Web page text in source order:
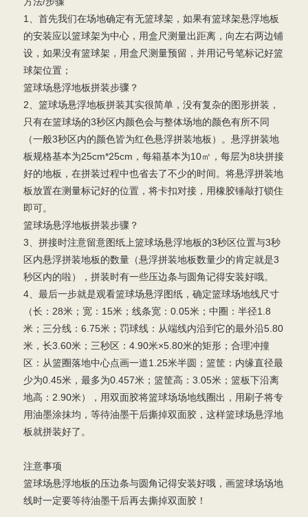
1、首先我们在场地确定有无篮球架，如果有篮球架悬浮地板
的安装应以篮球架为中心，用盒尺测量出距离，向左右两边铺
设，如果没有篮球架，用盒尺测量预留，并用记号笔标记好篮
球架位置；
篮球场悬浮地板拼装步骤？
2、篮球场悬浮地板拼装其实很简单，没有复杂的图形拼装，
只有在篮球场的3秒区内颜色会与整体场地的颜色有所不同
（一般3秒区内的颜色皆为红色悬浮拼装地板）。悬浮拼装地
板规格基本为25cm*25cm，每箱基本为10㎡，每层为8块拼接
好的地板，在拼装过程中也省去了不少的时间。将悬浮拼装地
板放置在测量标记好的位置，将卡扣对接，用橡胶锤敲打锁住
即可。
篮球场悬浮地板拼装步骤？
3、拼接时注意留意图纸上篮球场悬浮地板的3秒区位置与3秒
区内悬浮拼装地板的数量（悬浮拼装地板数量少的肯定就是3
秒区内的啦），拼装时有一些压边条与圆角记得安装好哦。
4、最后一步就是观看篮球场悬浮图纸，确定篮球场地线尺寸
（长：28米；宽：15米；线条宽：0.05米；中圈：半径1.8
米；三分线：6.75米；罚球线：从端线内沿到它的最外沿5.80
米，长3.60米；三秒区：4.90米×5.80米的矩形；合理冲撞
区：从篮圈落地中心点画一道1.25米半圆；篮筐：内缘直径最
少为0.45米，最多为0.457米；篮筐高：3.05米；篮板下沿离
地高：2.90米），用双面胶将篮球场场地线圈出，用刷子将专
用油墨涂抹均，等待油墨干后撕掉双面胶，这样篮球场悬浮地
板就拼装好了。
注意事项
篮球场悬浮地板的压边条与圆角记得安装好哦，画篮球场场地
线时一定要等待油墨干后再去撕掉双面胶！